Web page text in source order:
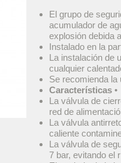
El grupo de
acumulador de
explosión debida
Instalado en la
La instalación de
cualquier
Se recomienda
Características •
La válvula de
red de
La válvula
caliente
La válvula de
7 bar, evitando el